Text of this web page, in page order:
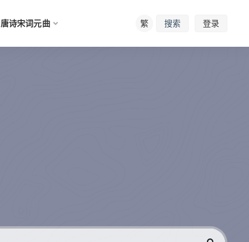
唐诗宋词元曲 繁 搜索 登录